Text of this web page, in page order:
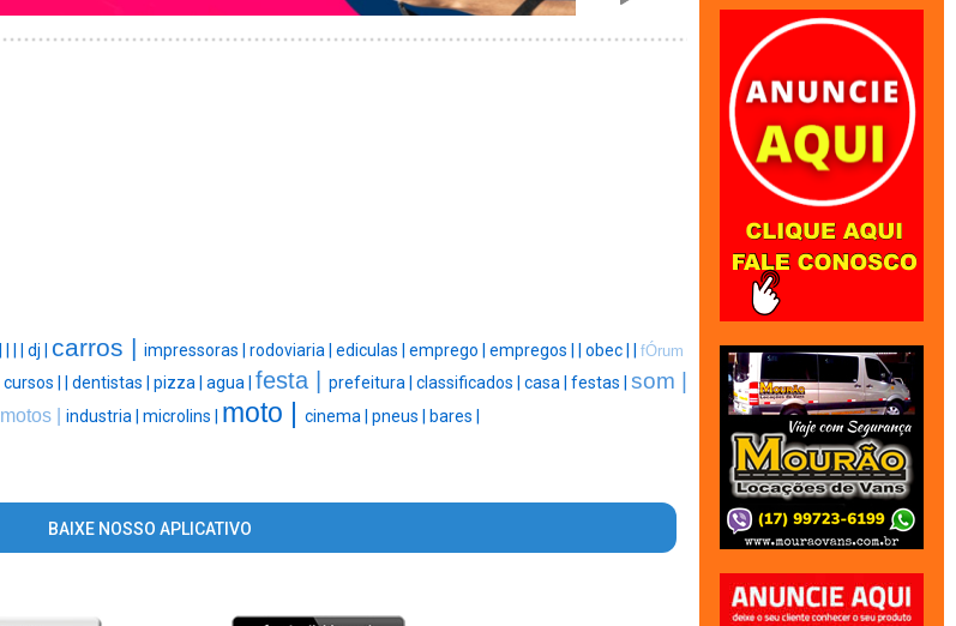
dj | carros | impressoras | rodoviaria | ediculas | emprego | empregos | obec |
fÓrum
cursos | dentistas | pizza | agua | festa | prefeitura | classificados | casa | festas | som |
motos | industria | microlins | moto | cinema | pneus | bares |
BAIXE NOSSO APLICATIVO